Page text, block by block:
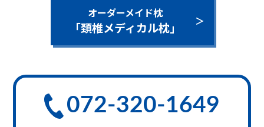
オーダーメイド枕
「頚椎メディカル枕」
072-320-1649